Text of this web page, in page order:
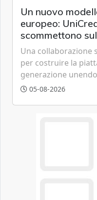
Un nuovo
europeo:
scommettono
tecnologica
Una collaborazione
per costruire la
generazione
artificiale.
05-08-2026